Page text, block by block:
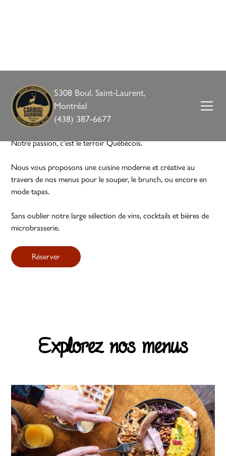
5308 Boul. Saint-Laurent,
Montréal
(438) 387-6677
Découvrez nos menus
Notre passion, c'est le terroir Québécois.
Nous vous proposons une cuisine moderne et créative au
travers de nos menus pour le souper, le brunch, ou encore en
mode tapas.
Sans oublier notre large sélection de vins, cocktails et bières de
microbrasserie.
Réserver
Explorez nos menus